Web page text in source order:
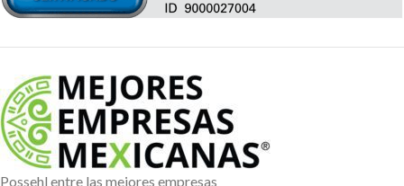
Possehl entre las mejores empresas